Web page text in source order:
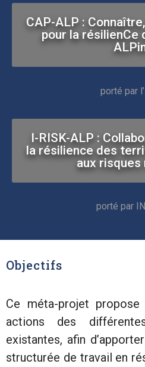
CAP-ALP :
pour la résilienCe
porté par
I-RISK-ALP :
la résilience des
aux risques
porté par
Objectifs
Ce méta-projet
actions des
existantes, afin
structurée de travail en